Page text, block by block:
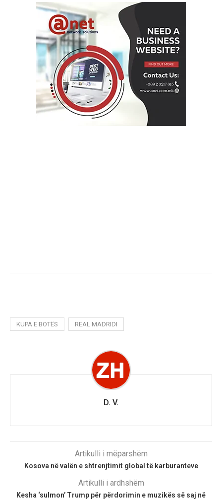
KUPA E BOTËS REAL MADRIDI
D. V.
Artikulli i mëparshëm
Kosova në valën e shtrenjtimit global të karburanteve
Artikulli i ardhshëm
Kesha ‘sulmon’ Trump për përdorimin e muzikës së saj në